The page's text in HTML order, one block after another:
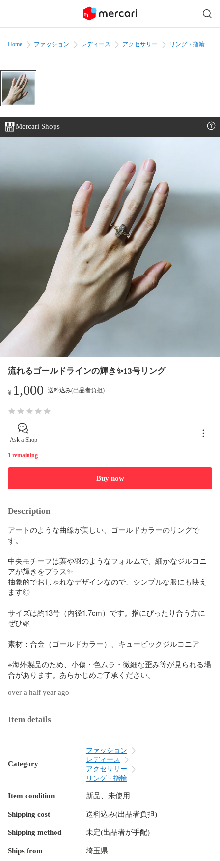
Home ファッション レディース アクセサリー リング・指輪
Mercari Shops
流れるゴールドラインの輝き✨13号リング
¥ 1,000 送料込み(出品者負担)
Ask a Shop
1 remaining
Buy now
Description
アートのような曲線が美しい、ゴールドカラーのリングで
す。
中央モチーフは葉や羽のようなフォルムで、細かなジルコニ
アが輝きをプラス✨
抽象的でおしゃれなデザインなので、シンプルな服にも映え
ます◎
サイズは約13号（内径1.7cm）です。指にぴったり合う方に
ぜひ🌿
素材：合金（ゴールドカラー）、キュービックジルコニア
※海外製品のため、小傷・色ムラ・微細な歪み等が見られる場
合があります。あらかじめご了承ください。
over a half year ago
Item details
Category
ファッション
レディース
アクセサリー
リング・指輪
Item condition 新品、未使用
Shipping cost 送料込み(出品者負担)
Shipping method 未定(出品者が手配)
Ships from 埼玉県